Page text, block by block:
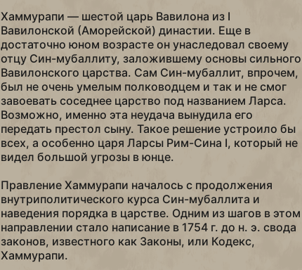
Хаммурапи — шестой царь Вавилона из I
Вавилонской (Аморейской) династии. Еще в
достаточно юном возрасте он унаследовал своему
отцу Син-мубаллиту, заложившему основы сильного
Вавилонского царства. Сам Син-мубаллит, впрочем,
был не очень умелым полководцем и так и не смог
завоевать соседнее царство под названием Ларса.
Возможно, именно эта неудача вынудила его
передать престол сыну. Такое решение устроило бы
всех, а особенно царя Ларсы Рим-Сина I, который не
видел большой угрозы в юнце.
Правление Хаммурапи началось с продолжения
внутриполитического курса Син-мубаллита и
наведения порядка в царстве. Одним из шагов в этом
направлении стало написание в 1754 г. до н. э. свода
законов, известного как Законы, или Кодекс,
Хаммурапи.